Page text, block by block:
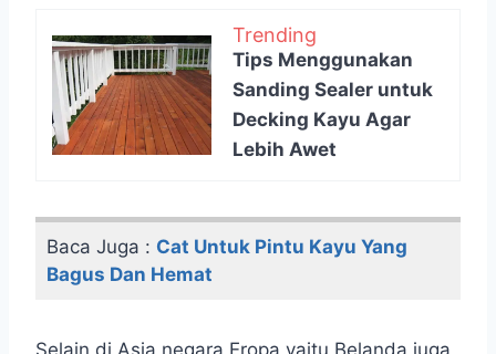
Trending
Tips Menggunakan
Sanding Sealer untuk
Decking Kayu Agar
Lebih Awet
Baca Juga : Cat Untuk Pintu Kayu Yang
Bagus Dan Hemat
Selain di Asia negara Eropa yaitu Belanda juga